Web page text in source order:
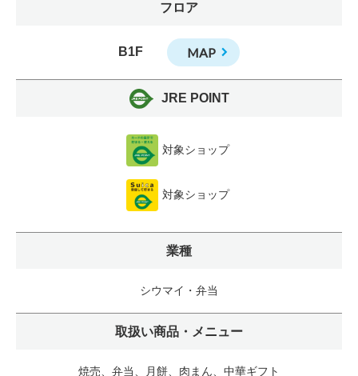
フロア
B1F MAP
JRE POINT
対象ショップ
対象ショップ
業種
シウマイ・弁当
取扱い商品・メニュー
焼売、弁当、月餅、肉まん、中華ギフト